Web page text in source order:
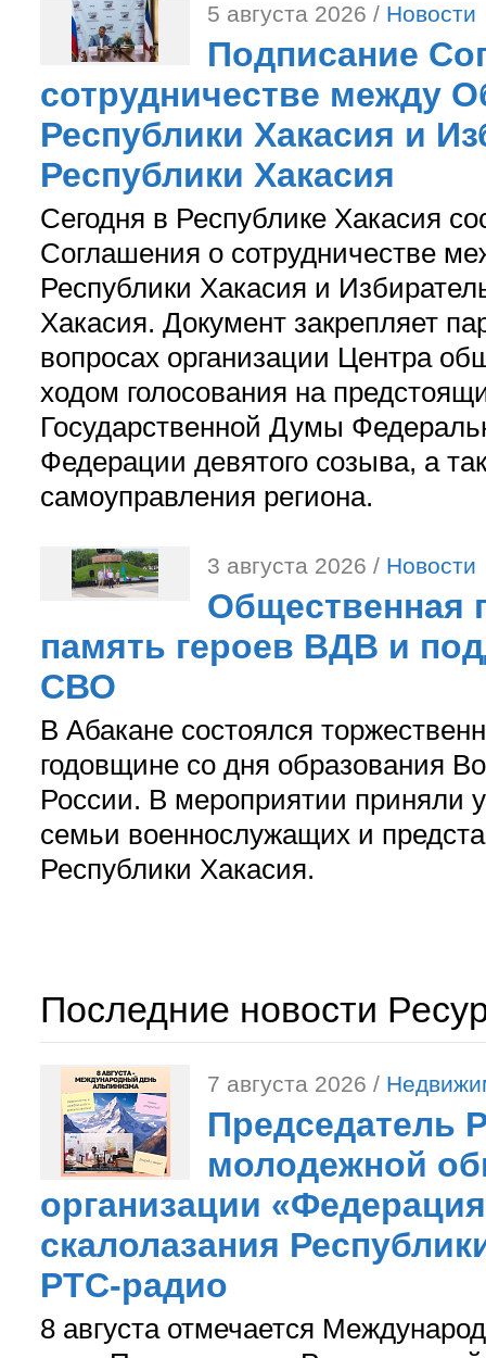
5 августа 2026 / Новости
Подписание
сотрудничестве между
Республики Хакасия и
Республики Хакасия
Сегодня в Республике Хакасия
Соглашения о сотрудничестве
Республики Хакасия и
Хакасия. Документ закрепляет
вопросах организации Центра
ходом голосования на
Государственной Думы
Федерации девятого созыва, а
самоуправления региона.
3 августа 2026 / Новости
Общественная
память героев ВДВ и
СВО
В Абакане состоялся
годовщине со дня образования
России. В мероприятии приняли
семьи военнослужащих и
Республики Хакасия.
Последние новости
7 августа 2026 /
Председатель
молодежной
организации
скалолазания
РТС-радио
8 августа отмечается